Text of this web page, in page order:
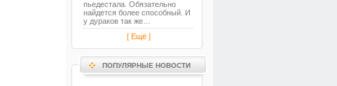
пьедестала. Обязательно
найдется более способный. И
у дураков так же…
[ Ещё ]
ПОПУЛЯРНЫЕ НОВОСТИ